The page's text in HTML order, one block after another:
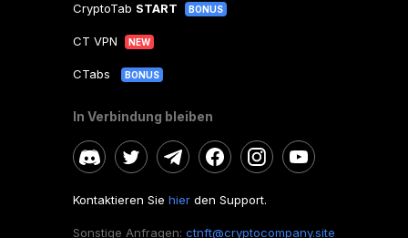
CryptoTab START BONUS
CT VPN NEW
CTabs BONUS
In Verbindung bleiben
Kontaktieren Sie hier den Support.
Sonstige Anfragen: ctnft@cryptocompany.site